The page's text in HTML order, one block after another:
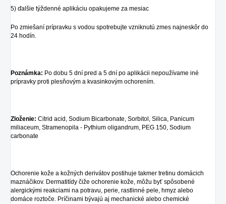
5) ďalšie týždenné aplikáciu opakujeme za mesiac
Po zmiešaní prípravku s vodou spotrebujte vzniknutú zmes najneskôr do
24 hodín.
Poznámka: Po dobu 5 dní pred a 5 dní po aplikácii nepoužívame iné
prípravky proti plesňovým a kvasinkovým ochorením.
Zloženie: Citrid acid, Sodium Bicarbonate, Sorbitol, Silica, Panicum
miliaceum, Stramenopila - Pythium oligandrum, PEG 150, Sodium
carbonate
Ochorenie kože a kožných derivátov postihuje takmer tretinu domácich
maznáčikov. Dermatitídy čiže ochorenie kože, môžu byť spôsobené
alergickými reakciami na potravu, perie, rastlinné pele, hmyz alebo
domáce roztoče. Príčinami bývajú aj mechanické alebo chemické